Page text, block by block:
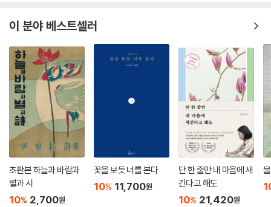
이 분야 베스트셀러
초판본 하늘과 바람과
별과 시
10% 2,700원
꽃을 보듯 너를 본다
10% 11,700원
단 한 줄만 내 마음에 새
긴다고 해도
10% 21,420원